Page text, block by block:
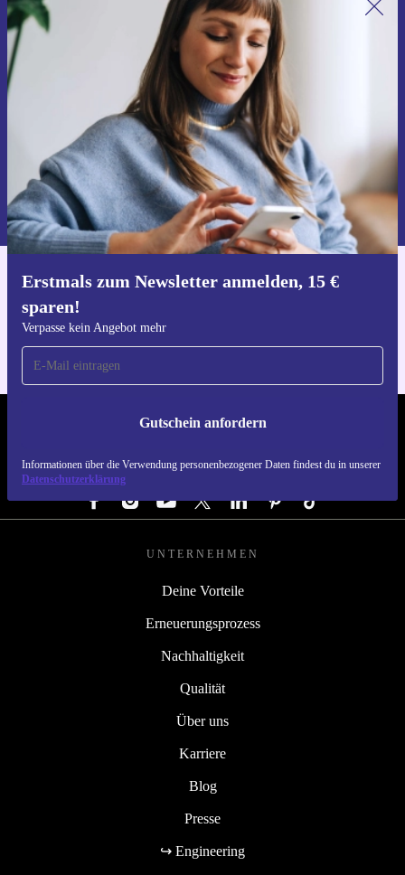
Erstmals zum Newsletter anmelden, 15 €
sparen!
Verpasse kein Angebot mehr
Gutschein anfordern
Informationen über die Verwendung personenbezogener Daten findest du in unserer
Datenschutzerklärung
Erstmals zum Newsletter anmelden,
15 € sparen!
Verpasse kein Angebot mehr.
Gutschein anfordern
Informationen über die Verwendung personenbezogener Daten findest
du in unserer
Datenschutzerklärung.
Hol dir die refurbed-App
REFURBED DEUTSCHLAND - RETHINK NEW.
FOLGE UNS
UNTERNEHMEN
Deine Vorteile
Erneuerungsprozess
Nachhaltigkeit
Qualität
Über uns
Karriere
Blog
Presse
↪ Engineering